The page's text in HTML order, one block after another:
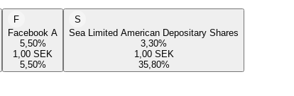
F
Facebook A
5,50%
1,00 SEK
5,50%
S
Sea Limited American Depositary Shares
3,30%
1,00 SEK
35,80%